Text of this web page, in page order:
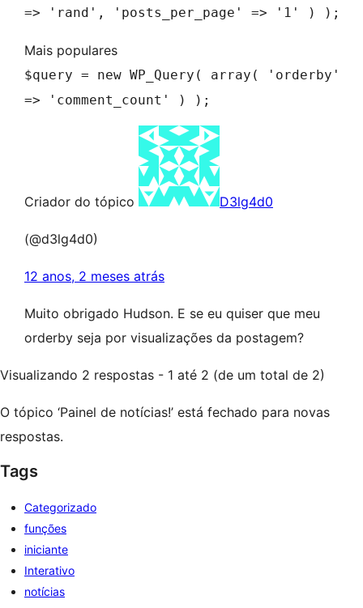
=> 'rand', 'posts_per_page' => '1' ) );
Mais populares
$query = new WP_Query( array( 'orderby'
=> 'comment_count' ) );
Criador do tópico D3lg4d0
(@d3lg4d0)
12 anos, 2 meses atrás
Muito obrigado Hudson. E se eu quiser que meu
orderby seja por visualizações da postagem?
Visualizando 2 respostas - 1 até 2 (de um total de 2)
O tópico ‘Painel de notícias!’ está fechado para novas
respostas.
Tags
Categorizado
funções
iniciante
Interativo
notícias